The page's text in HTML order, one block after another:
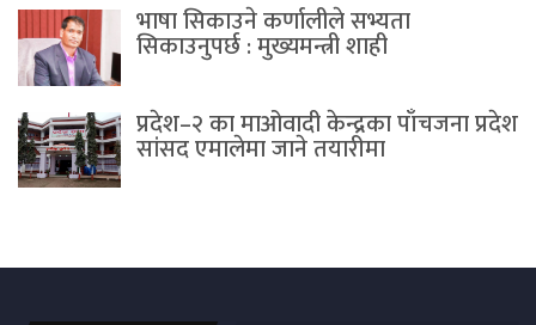
भाषा सिकाउने कर्णालीले सभ्यता
सिकाउनुपर्छ : मुख्यमन्त्री शाही
प्रदेश–२ का माओवादी केन्द्रका पाँचजना प्रदेश
सांसद एमालेमा जाने तयारीमा